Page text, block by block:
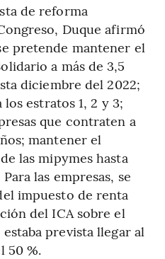
de reforma
Duque afirmó
pretende mantener el
a más de 3,5
diciembre del 2022;
estratos 1, 2 y 3;
que contraten a
mantener el
las mipymes hasta
las empresas, se
impuesto de renta
del ICA sobre el
prevista llegar al
50 %.